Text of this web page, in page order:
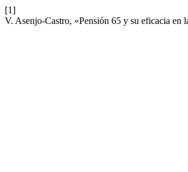
[1]
V. Asenjo-Castro, «Pensión 65 y su eficacia en